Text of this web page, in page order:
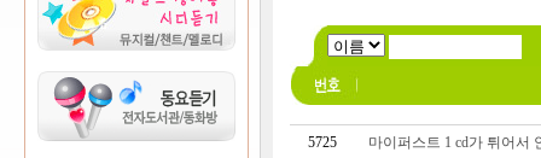
5725 마이퍼스트 1 cd가 튀어서